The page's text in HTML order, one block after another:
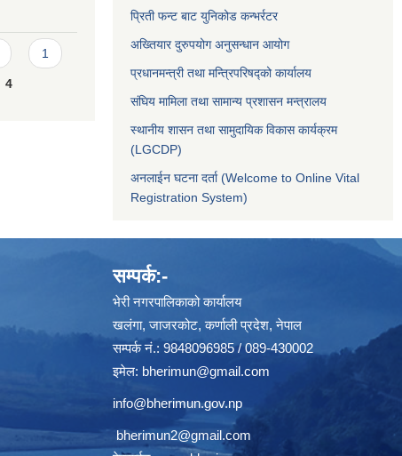
1
4
प्रिती फन्ट बाट युनिकोड कन्भर्रटर
अख्तियार दुरुपयोग अनुसन्धान आयोग
प्रधानमन्त्री तथा मन्त्रिपरिषद्को कार्यालय
संघिय मामिला तथा सामान्य प्रशासन मन्त्रालय
स्थानीय शासन तथा सामुदायिक विकास कार्यक्रम
(LGCDP)
अनलाईन घटना दर्ता (Welcome to Online Vital
Registration System)
सम्पर्क:-
भेरी नगरपालिकाको कार्यालय
खलंगा, जाजरकोट, कर्णाली प्रदेश, नेपाल
सम्पर्क नं.: 9848096985 / 089-430002
इमेल: bherimun@gmail.com
info@bherimun.gov.np
bherimun2@gmail.com